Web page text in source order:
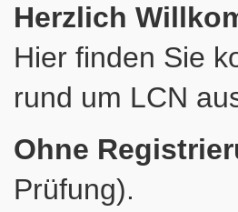
Herzlich
Hier finden Sie
rund um LCN
Ohne
Prüfung).